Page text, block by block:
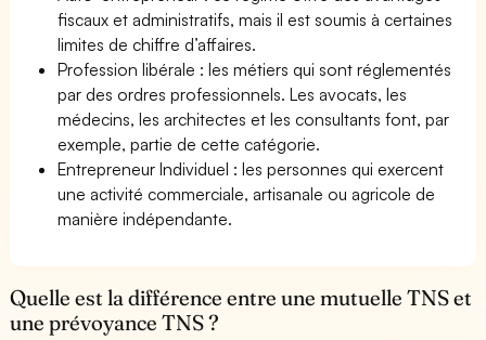
fiscaux et administratifs, mais il est soumis à certaines
limites de chiffre d’affaires.
Profession libérale : les métiers qui sont réglementés
par des ordres professionnels. Les avocats, les
médecins, les architectes et les consultants font, par
exemple, partie de cette catégorie.
Entrepreneur Individuel : les personnes qui exercent
une activité commerciale, artisanale ou agricole de
manière indépendante.
Quelle est la différence entre une mutuelle TNS et
une prévoyance TNS ?